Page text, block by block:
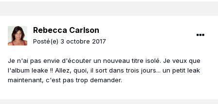
Rebecca Carlson
Posté(e) 3 octobre 2017
Je n'ai pas envie d'écouter un nouveau titre isolé. Je veux que
l'album leake !! Allez, quoi, il sort dans trois jours... un petit leak
maintenant, c'est pas trop demander.